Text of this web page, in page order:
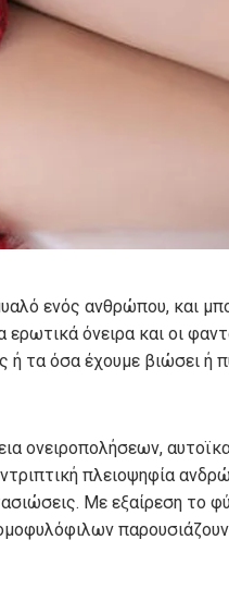
ενός ανθρώπου, και
ερωτικά όνειρα και οι
ή τα όσα έχουμε βιώσει ή
ονειροπολήσεων,
πλειοψηφία
Με εξαίρεση το